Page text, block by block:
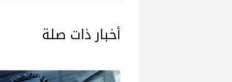
أخبار ذات صلة